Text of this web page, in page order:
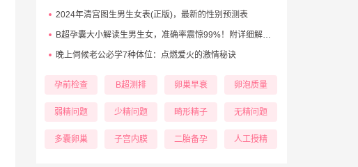
2024年清宫图生男生女表(正版)，最新的性别预测表
B超孕囊大小解读生男生女，准确率震惊99%！附详细解析表！
晚上伺候老公必学7种体位：点燃爱火的激情秘诀
孕前检查 B超测排 卵巢早衰 卵泡质量
弱精问题 少精问题 畸形精子 无精问题
多囊卵巢 子宫内膜 二胎备孕 人工授精